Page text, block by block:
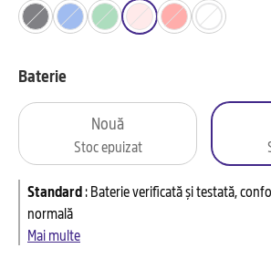
Baterie
Nouă
Stoc epuizat
Standard:Baterie verificată și testată,
normală
Mai multe